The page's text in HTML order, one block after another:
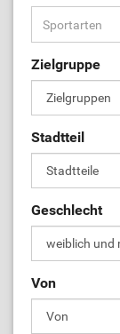
Zielgruppe
Stadtteil
Geschlecht
Von